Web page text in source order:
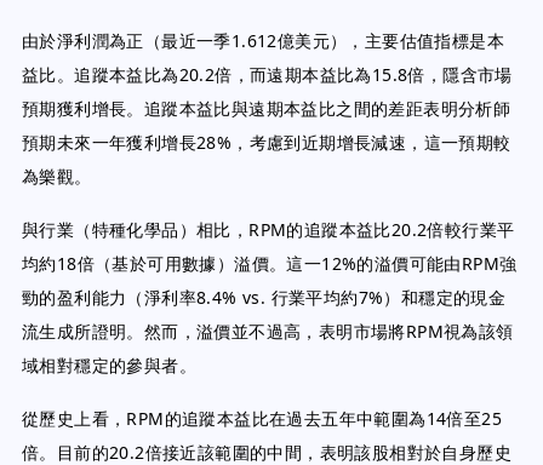
由於淨利潤為正（最近一季1.612億美元），主要估值指標是本
益比。追蹤本益比為20.2倍，而遠期本益比為15.8倍，隱含市場
預期獲利增長。追蹤本益比與遠期本益比之間的差距表明分析師
預期未來一年獲利增長28%，考慮到近期增長減速，這一預期較
為樂觀。
與行業（特種化學品）相比，RPM的追蹤本益比20.2倍較行業平
均約18倍（基於可用數據）溢價。這一12%的溢價可能由RPM強
勁的盈利能力（淨利率8.4% vs. 行業平均約7%）和穩定的現金
流生成所證明。然而，溢價並不過高，表明市場將RPM視為該領
域相對穩定的參與者。
從歷史上看，RPM的追蹤本益比在過去五年中範圍為14倍至25
倍。目前的20.2倍接近該範圍的中間，表明該股相對於自身歷史